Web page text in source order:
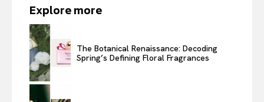
Explore more
The Botanical Renaissance: Decoding
Spring’s Defining Floral Fragrances